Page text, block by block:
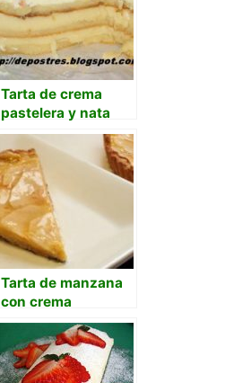
Tarta de crema
pastelera y nata
con almendras
Tarta de manzana
con crema
pastelera y almíbar